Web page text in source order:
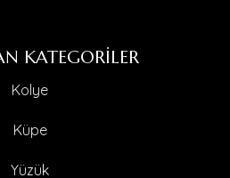
KATEGORİLER
Kolye
Küpe
Yüzük